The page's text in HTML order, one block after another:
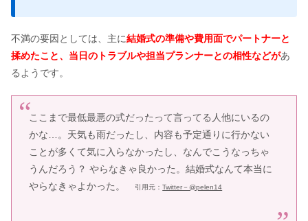
不満の要因としては、主に結婚式の準備や費用面でパートナーと
揉めたこと、当日のトラブルや担当プランナーとの相性などがあ
るようです。
ここまで最低最悪の式だったって言ってる人他にいるの
かな…。天気も雨だったし、内容も予定通りに行かない
ことが多くて気に入らなかったし、なんでこうなっちゃ
うんだろう？ やらなきゃ良かった。結婚式なんて本当に
やらなきゃよかった。
引用元：Twitter－@pelen14